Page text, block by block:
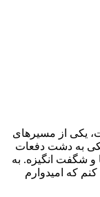
یکی از مسیرهای
به دشت دفعات
و شگفت انگیزه. به
که امیدوارم